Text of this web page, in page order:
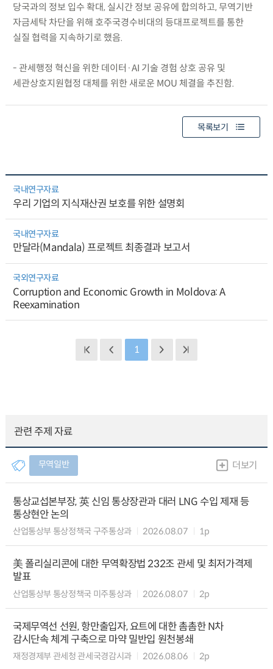
당국과의 정보 입수 확대, 실시간 정보 공유에 합의하고, 무역기반
자금세탁 차단을 위해 호주국경수비대의 등대프로젝트를 통한
실질 협력을 지속하기로 했음.
- 관세행정 혁신을 위한 데이터·AI 기술 경험 상호 공유 및
세관상호지원협정 대체를 위한 새로운 MOU 체결을 추진함.
목록보기
국내연구자료
우리 기업의 지식재산권 보호를 위한 설명회
국내연구자료
만달라(Mandala) 프로젝트 최종결과 보고서
국외연구자료
Corruption and Economic Growth in Moldova: A
Reexamination
1
관련 주제 자료
무역일반 더보기
통상교섭본부장, 英 신임 통상장관과 대러 LNG 수입 제재 등
통상현안 논의
산업통상부 통상정책국 구주통상과 2026.08.07 1p
美 폴리실리콘에 대한 무역확장법 232조 관세 및 최저가격제
발표
산업통상부 통상정책국 미주통상과 2026.08.07 2p
국제무역선 선원, 항만출입자, 요트에 대한 촘촘한 N차
감시단속 체계 구축으로 마약 밀반입 원천봉쇄
재정경제부 관세청 관세국경감시과 2026.08.06 2p